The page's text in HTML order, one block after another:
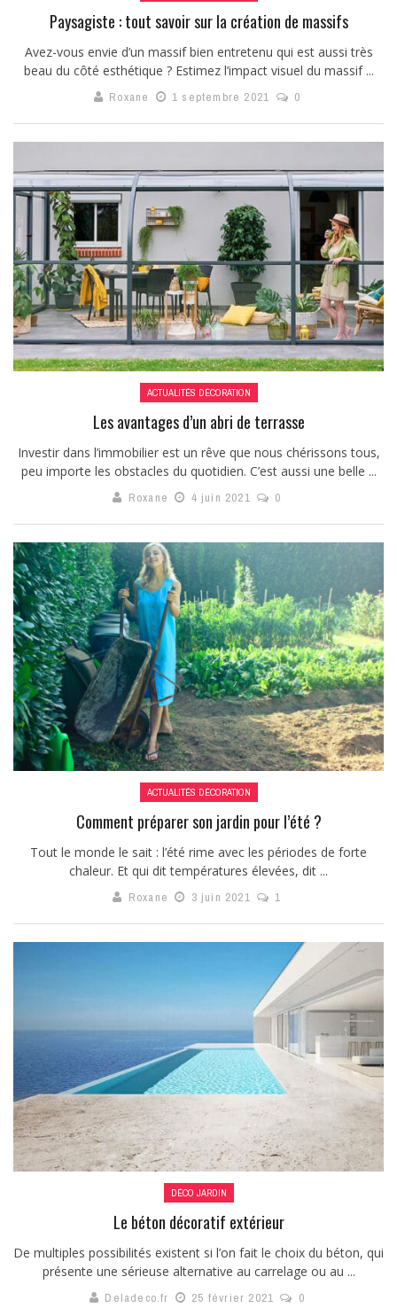
Paysagiste : tout savoir sur la création de massifs
Avez-vous envie d’un massif bien entretenu qui est aussi très
beau du côté esthétique ? Estimez l’impact visuel du massif ...
Roxane 1 septembre 2021 0
ACTUALITÉS DÉCORATION
Les avantages d’un abri de terrasse
Investir dans l’immobilier est un rêve que nous chérissons tous,
peu importe les obstacles du quotidien. C’est aussi une belle ...
Roxane 4 juin 2021 0
ACTUALITÉS DÉCORATION
Comment préparer son jardin pour l’été ?
Tout le monde le sait : l’été rime avec les périodes de forte
chaleur. Et qui dit températures élevées, dit ...
Roxane 3 juin 2021 1
DÉCO JARDIN
Le béton décoratif extérieur
De multiples possibilités existent si l’on fait le choix du béton, qui
présente une sérieuse alternative au carrelage ou au ...
Deladeco.fr 25 février 2021 0